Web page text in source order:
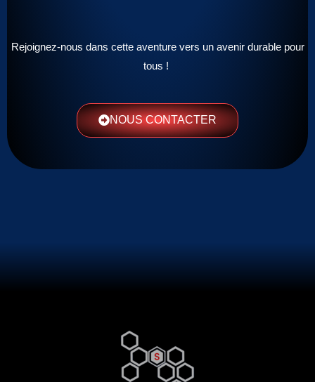
Rejoignez-nous dans cette aventure vers un avenir durable pour
tous !
NOUS CONTACTER